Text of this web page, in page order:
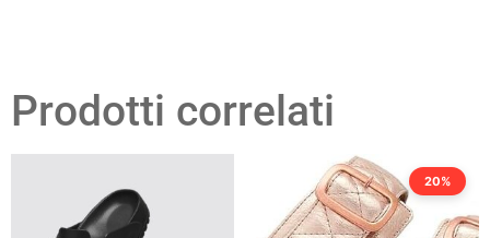
Prodotti correlati
20%